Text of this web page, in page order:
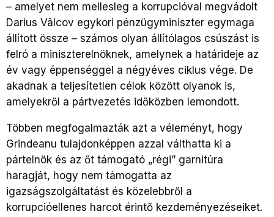
– amelyet nem mellesleg a korrupcióval megvádolt
Darius Vâlcov egykori pénzügyminiszter egymaga
állított össze – számos olyan állítólagos csúszást is
felró a miniszterelnöknek, amelynek a határideje az
év vagy éppenséggel a négyéves ciklus vége. De
akadnak a teljesítetlen célok között olyanok is,
amelyekről a pártvezetés időközben lemondott.
Többen megfogalmazták azt a véleményt, hogy
Grindeanu tulajdonképpen azzal válthatta ki a
pártelnök és az őt támogató „régi” garnitúra
haragját, hogy nem támogatta az
igazságszolgáltatást és közelebbről a
korrupcióellenes harcot érintő kezdeményezéseiket.